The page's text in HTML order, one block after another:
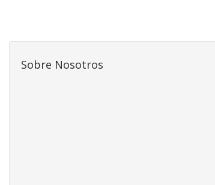
Sobre Nosotros